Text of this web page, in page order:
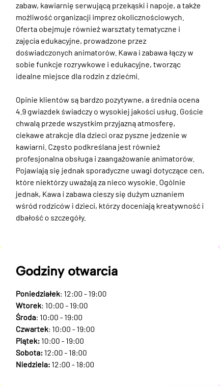
zabaw, kawiarnię serwującą przekąski i napoje, a także
możliwość organizacji imprez okolicznościowych.
Oferta obejmuje również warsztaty tematyczne i
zajęcia edukacyjne, prowadzone przez
doświadczonych animatorów. Kawa i zabawa łączy w
sobie funkcje rozrywkowe i edukacyjne, tworząc
idealne miejsce dla rodzin z dziećmi.
Opinie klientów są bardzo pozytywne, a średnia ocena
4.9 gwiazdek świadczy o wysokiej jakości usług. Goście
chwalą przede wszystkim przyjazną atmosferę,
ciekawe atrakcje dla dzieci oraz pyszne jedzenie w
kawiarni. Często podkreślana jest również
profesjonalna obsługa i zaangażowanie animatorów.
Pojawiają się jednak sporadyczne uwagi dotyczące cen,
które niektórzy uważają za nieco wysokie. Ogólnie
jednak, Kawa i zabawa cieszy się dużym uznaniem
wśród rodziców i dzieci, którzy doceniają kreatywność i
dbałość o szczegóły.
Godziny otwarcia
Poniedziałek: 12:00 - 19:00
Wtorek: 10:00 - 19:00
Środa: 10:00 - 19:00
Czwartek: 10:00 - 19:00
Piątek: 10:00 - 19:00
Sobota: 12:00 - 18:00
Niedziela: 12:00 - 18:00